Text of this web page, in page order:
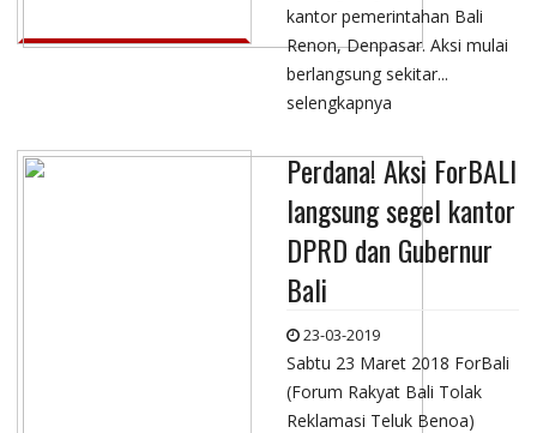
kantor pemerintahan Bali
Renon, Denpasar. Aksi mulai
berlangsung sekitar...
selengkapnya
Perdana! Aksi ForBALI
langsung segel kantor
DPRD dan Gubernur
Bali
23-03-2019
Sabtu 23 Maret 2018 ForBali
(Forum Rakyat Bali Tolak
Reklamasi Teluk Benoa)